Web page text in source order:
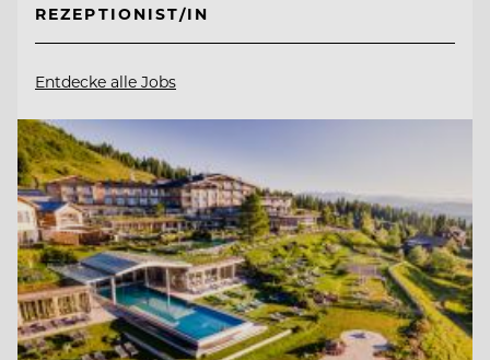
REZEPTIONIST/IN
Entdecke alle Jobs